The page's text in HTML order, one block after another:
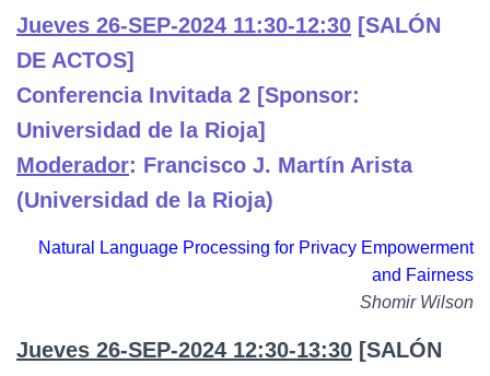
Jueves 26-SEP-2024 11:30-12:30 [SALÓN
DE ACTOS]
Conferencia Invitada 2 [Sponsor:
Universidad de la Rioja]
Moderador: Francisco J. Martín Arista
(Universidad de la Rioja)
Natural Language Processing for Privacy Empowerment
and Fairness
Shomir Wilson
Jueves 26-SEP-2024 12:30-13:30 [SALÓN